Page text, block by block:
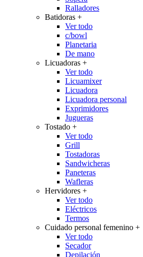
Ralladores
Batidoras +
Ver todo
c/bowl
Planetaria
De mano
Licuadoras +
Ver todo
Licuamixer
Licuadora
Licuadora personal
Exprimidores
Jugueras
Tostado +
Ver todo
Grill
Tostadoras
Sandwicheras
Paneteras
Wafleras
Hervidores +
Ver todo
Eléctricos
Termos
Cuidado personal femenino +
Ver todo
Secador
Depilación